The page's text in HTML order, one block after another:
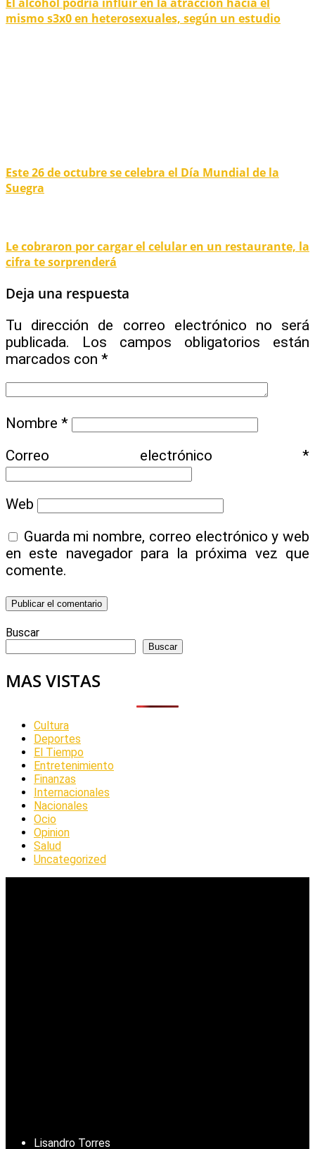
mismo s3x0 en heterosexuales, según un estudio
Este 26 de octubre se celebra el Día Mundial de la
Suegra
Le cobraron por cargar el celular en un restaurante, la
cifra te sorprenderá
Deja una respuesta
Tu dirección de correo electrónico no será
publicada.
Los campos obligatorios están
marcados con *
Nombre *
Correo electrónico *
Web
Guarda mi nombre, correo electrónico y web
en este navegador para la próxima vez que
comente.
Buscar
Buscar
MAS VISTAS
Cultura
Deportes
El Tiempo
Entretenimiento
Finanzas
Internacionales
Nacionales
Ocio
Opinion
Salud
Uncategorized
Lisandro Torres